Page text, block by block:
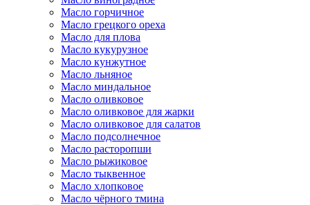
Масло горчичное
Масло грецкого ореха
Масло для плова
Масло кукурузное
Масло кунжутное
Масло льняное
Масло миндальное
Масло оливковое
Масло оливковое для жарки
Масло оливковое для салатов
Масло подсолнечное
Масло расторопши
Масло рыжиковое
Масло тыквенное
Масло хлопковое
Масло чёрного тмина